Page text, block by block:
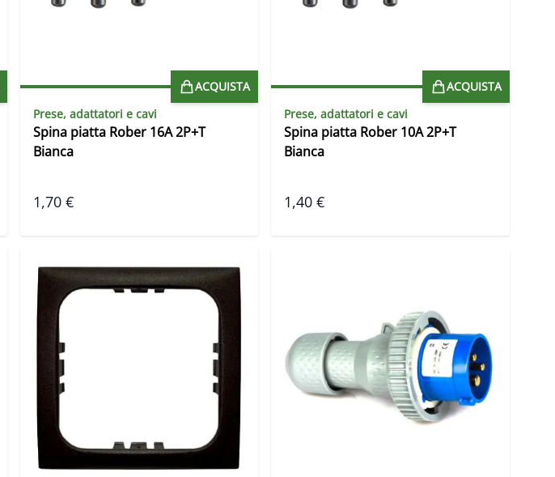
ACQUISTA
Prese, adattatori e cavi
Spina piatta Rober 16A 2P+T
Bianca
1,70 €
ACQUISTA
Prese, adattatori e cavi
Spina piatta Rober 10A 2P+T
Bianca
1,40 €